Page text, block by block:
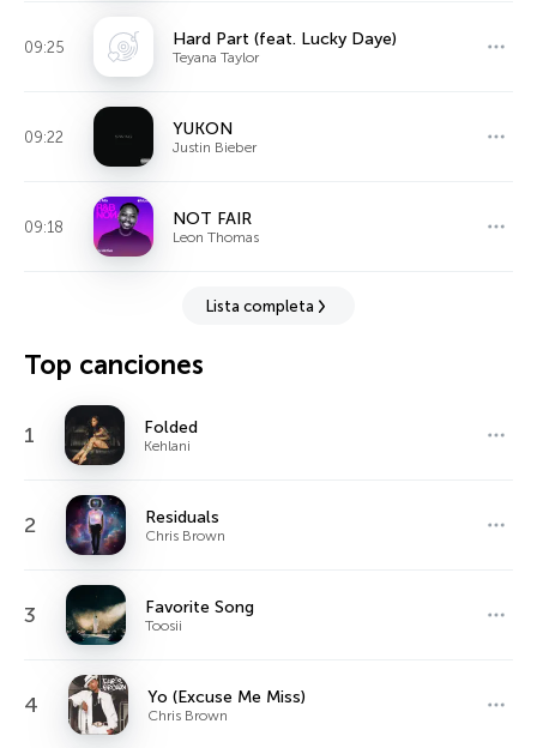
09:25 Hard Part (feat. Lucky Daye)
Teyana Taylor
09:22 YUKON
Justin Bieber
09:18 NOT FAIR
Leon Thomas
Lista completa
Top canciones
1 Folded
Kehlani
2 Residuals
Chris Brown
3 Favorite Song
Toosii
4 Yo (Excuse Me Miss)
Chris Brown